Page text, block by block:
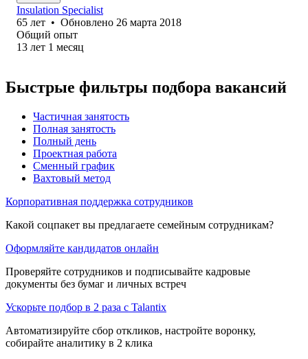
Insulation Specialist
65 лет • Обновлено 26 марта 2018
Общий опыт
13 лет 1 месяц
Быстрые фильтры подбора вакансий
Частичная занятость
Полная занятость
Полный день
Проектная работа
Сменный график
Вахтовый метод
Корпоративная поддержка сотрудников
Какой соцпакет вы предлагаете семейным сотрудникам?
Оформляйте кандидатов онлайн
Проверяйте сотрудников и подписывайте кадровые
документы без бумаг и личных встреч
Ускорьте подбор в 2 раза с Talantix
Автоматизируйте сбор откликов, настройте воронку,
собирайте аналитику в 2 клика